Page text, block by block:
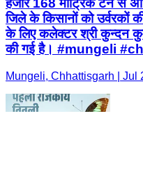
हजार 168 मीट्रिक टन से
जिले के किसानों को उर्वरकों
के लिए कलेक्टर श्री कुन्दन
की गई है। #mungeli
Mungeli, Chhattisgarh | Jul